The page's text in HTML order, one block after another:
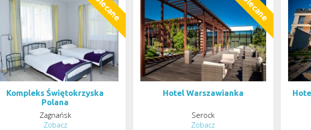
Kompleks Świętokrzyska
Polana
Zagnańsk
Zobacz
Hotel Warszawianka
Serock
Zobacz